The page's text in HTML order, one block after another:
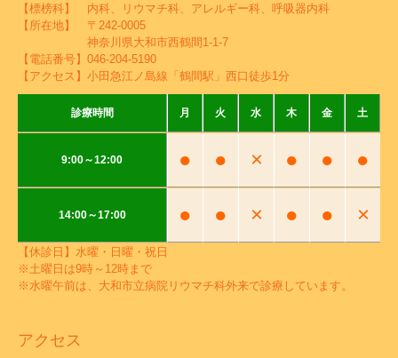
【標榜科】 内科、リウマチ科、アレルギー科、呼吸器内科
【所在地】 〒242-0005
神奈川県大和市西鶴間1-1-7
【電話番号】 046-204-5190
【アクセス】小田急江ノ島線「鶴間駅」西口徒歩1分
診療時間 月 火 水 木 金 土
9:00～12:00 ● ● × ● ● ●
14:00～17:00 ● ● × ● ● ×
【休診日】水曜・日曜・祝日
※土曜日は9時～12時まで
※水曜午前は、大和市立病院リウマチ科外来で診療しています。
アクセス